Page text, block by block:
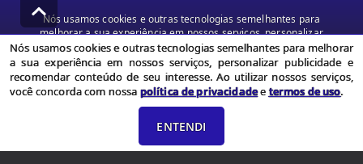
Nós usamos cookies e outras tecnologias semelhantes para
melhorar a sua experiência em nossos serviços, personalizar
publicidade e recomendar conteúdo de seu interesse. Ao utilizar
nossos serviços, você concorda com nossa política de privacidade e
termos de uso.
Política de Privacidade Termos de uso
Nós usamos cookies e outras tecnologias semelhantes para melhorar
a sua experiência em nossos serviços, personalizar publicidade e
recomendar conteúdo de seu interesse. Ao utilizar nossos serviços,
você concorda com nossa política de privacidadeetermos de uso.
ENTENDI